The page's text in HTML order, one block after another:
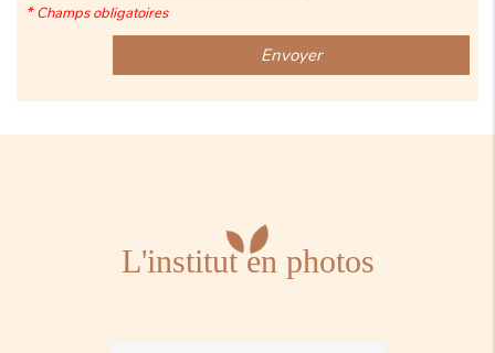
*Champs obligatoires
L'institut en photos